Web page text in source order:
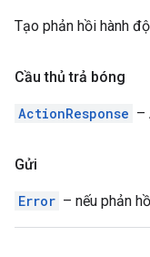
Tạo phản hồi hành
Cầu thủ trả bóng
ActionResponse –
Gửi
Error – nếu phản